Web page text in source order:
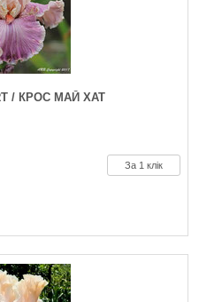
/ КРОС МАЙ ХАТ
За 1 клік